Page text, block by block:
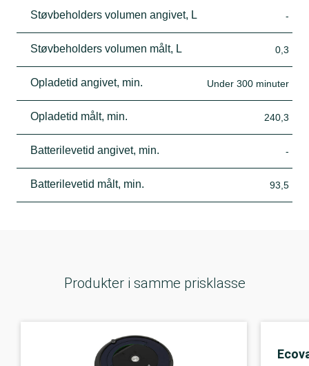
Støvbeholders volumen angivet, L -
Støvbeholders volumen målt, L 0,3
Opladetid angivet, min. Under 300 minuter
Opladetid målt, min. 240,3
Batterilevetid angivet, min. -
Batterilevetid målt, min. 93,5
Produkter i samme prisklasse